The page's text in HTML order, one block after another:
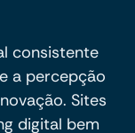
consistente
a percepção
Sites
digital bem